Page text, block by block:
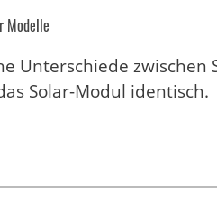
Modelle
Unterschiede zwischen
Solar-Modul identisch.